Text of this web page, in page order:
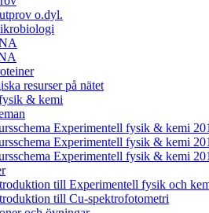
o.dyl.
resurser på nätet
& kemi
Experimentell fysik & kemi
Experimentell fysik & kemi
Experimentell fysik & kemi
till Experimentell fysik och
till Cu-spektrofotometri